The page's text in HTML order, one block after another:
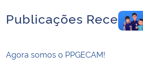
Publicações
Agora somos o PPGECAM!